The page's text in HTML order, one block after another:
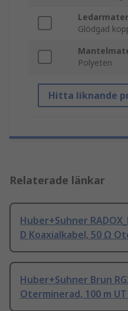
Glödgad
Polyeten
Hitta liknande
Relaterade länkar
Huber+Suhner
D Koaxialkabel, 50 Ω
Huber+Suhner Brun
Oterminerad, 100 m UT